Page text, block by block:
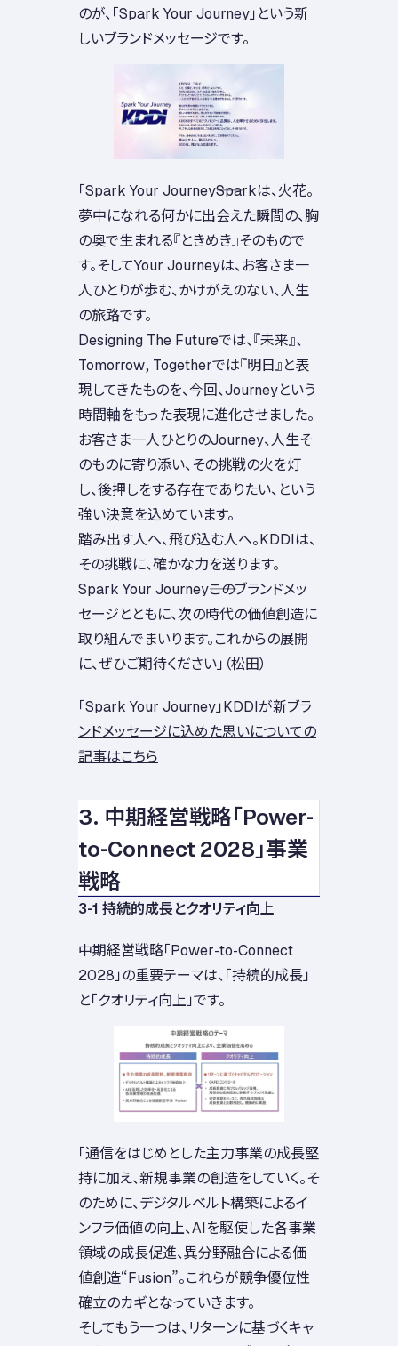
のが、「Spark Your Journey」という新
しいブランドメッセージです。
「Spark Your Journey――Sparkは、火花。
夢中になれる何かに出会えた瞬間の、胸
の奥で生まれる『ときめき』そのもので
す。そしてYour Journeyは、お客さま一
人ひとりが歩む、かけがえのない、人生
の旅路です。
Designing The Futureでは、『未来』、
Tomorrow, Togetherでは『明日』と表
現してきたものを、今回、Journeyという
時間軸をもった表現に進化させました。
お客さま一人ひとりのJourney、人生そ
のものに寄り添い、その挑戦の火を灯
し、後押しをする存在でありたい、という
強い決意を込めています。
踏み出す人へ、飛び込む人へ。KDDIは、
その挑戦に、確かな力を送ります。
Spark Your Journey――このブランドメッ
セージとともに、次の時代の価値創造に
取り組んでまいります。これからの展開
に、ぜひご期待ください」（松田）
「Spark Your Journey」KDDIが新ブラ
ンドメッセージに込めた思いについての
記事はこちら
3. 中期経営戦略「Power-
to-Connect 2028」事業
戦略
3-1 持続的成長とクオリティ向上
中期経営戦略「Power-to-Connect
2028」の重要テーマは、「持続的成長」
と「クオリティ向上」です。
「通信をはじめとした主力事業の成長堅
持に加え、新規事業の創造をしていく。そ
のために、デジタルベルト構築によるイ
ンフラ価値の向上、AIを駆使した各事業
領域の成長促進、異分野融合による価
値創造“Fusion”。これらが競争優位性
確立のカギとなっていきます。
そしてもう一つは、リターンに基づくキャ